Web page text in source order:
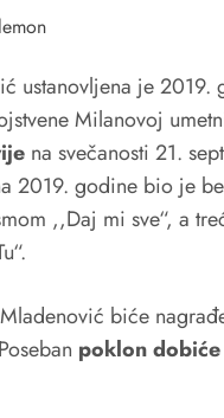
ustanovljena je
Milanovoj
na svečanosti 21.
2019. godine bio je
,,Daj mi sve“, a
biće
Poseban poklon